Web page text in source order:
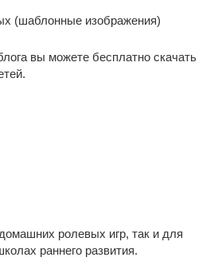
(шаблонные изображения)
вы можете бесплатно скачать
ролевых игр, так и для
раннего развития.